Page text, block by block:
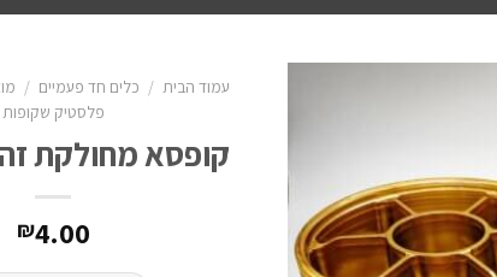
עמוד הבית / כלים חד פעמיים /
פלסטיק שקופות
קופסא מחולקת
₪4.00